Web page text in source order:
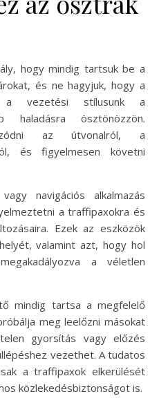
hogy mindig tartsuk be a
és ne hagyjuk, hogy a
vezetési stílusunk a
haladásra ösztönözzön.
az útvonalról, a
és figyelmesen követni
navigációs alkalmazás
a traffipaxokra és
Ezek az eszközök
valamint azt, hogy hol
a véletlen
mindig tartsa a megfelelő
meg leelőzni másokat
gyorsítás vagy előzés
vezethet. A tudatos
a traffipaxok elkerülését
közlekedésbiztonságot is.